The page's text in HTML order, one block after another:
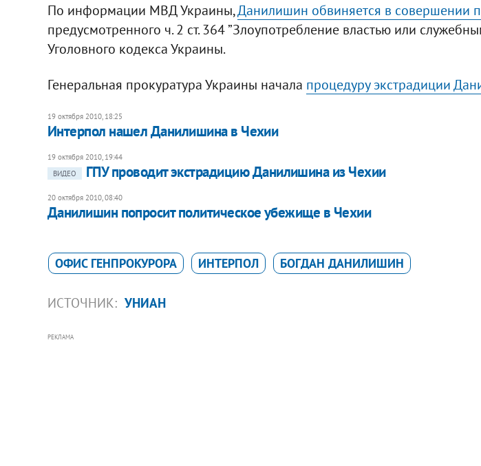
По информации МВД Украины,Данилишин обвиняется в совершении
предусмотренного ч. 2 ст. 364 ”Злоупотребление властью или
Уголовного кодекса Украины.
Генеральная прокуратура Украины начала процедуру экстрадиции
19 октября 2010, 18:25
Интерпол нашел Данилишина в Чехии
19 октября 2010, 19:44
ВИДЕО
ГПУ проводит экстрадицию Данилишина из Чехии
20 октября 2010, 08:40
Данилишин попросит политическое убежище в Чехии
ОФИС ГЕНПРОКУРОРА ИНТЕРПОЛ БОГДАН ДАНИЛИШИН
ИСТОЧНИК: УНИАН
РЕКЛАМА